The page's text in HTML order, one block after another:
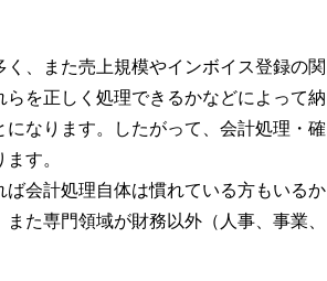
、また売上規模やインボイス登録の関
を正しく処理できるかなどによって納
なります。したがって、会計処理・確
す。
会計処理自体は慣れている方もいるか
た専門領域が財務以外（人事、事業、